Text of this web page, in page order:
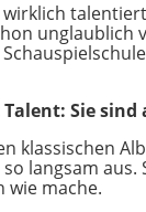
wirklich
unglaublich
Sie
klassischen
langsam
wie mache.